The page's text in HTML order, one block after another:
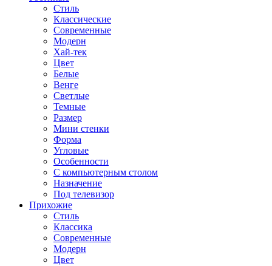
Стиль
Классические
Современные
Модерн
Хай-тек
Цвет
Белые
Венге
Светлые
Темные
Размер
Мини стенки
Форма
Угловые
Особенности
С компьютерным столом
Назначение
Под телевизор
Прихожие
Стиль
Классика
Современные
Модерн
Цвет